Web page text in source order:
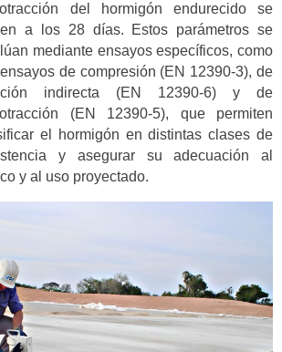
del hormigón endurecido se
a los 28 días. Estos parámetros se
mediante ensayos específicos, como
de compresión (EN 12390-3), de
indirecta (EN 12390-6) y de
(EN 12390-5), que permiten
el hormigón en distintas clases de
y asegurar su adecuación al
y al uso proyectado.